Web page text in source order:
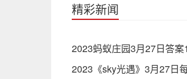
精彩新闻
2023蚂蚁庄园3月27日答案
2023《sky光遇》3月27日